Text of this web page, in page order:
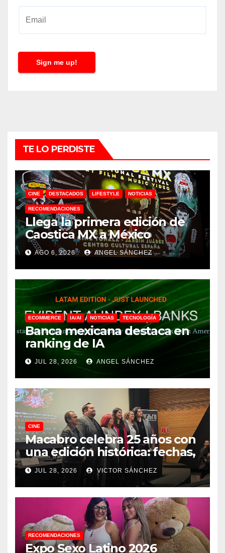
l
Sign me up!
TE LO PERDISTE
CINE DESTACADOS LIFESTYLE NOTICIAS
RECOMENDACIONES
Llega la primera edición de
Caostica MX a México
AGO 6, 2026 ANGEL SÁNCHEZ
ECOMMERCE IA/AI NOTICIAS TECNOLOGÍA
Banca mexicana destaca en
ranking de IA
JUL 28, 2026 ANGEL SÁNCHEZ
CINE
Macabro celebra 25 años con
una edición histórica: fechas,
sedes, invitados y todo lo que
debes saber
JUL 28, 2026 VICTOR SÁNCHEZ
RECOMENDACIONES
Expo Sexo Latino 2026